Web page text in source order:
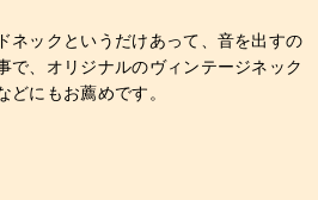
ネックというだけあって、音を出すの
で、オリジナルのヴィンテージネック
にもお薦めです。